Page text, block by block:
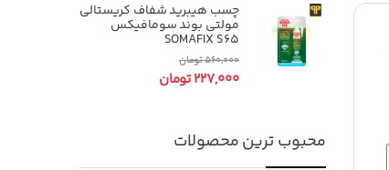
چسب هیبرید شفاف کریستالی
مولتی بوند سومافیکس
SOMAFIX S65
227,000تومان
560,000تومان
محبوب ترین محصولات